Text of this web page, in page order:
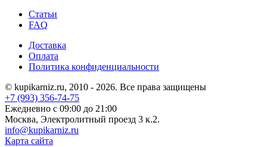
Статьи
FAQ
Доставка
Оплата
Политика конфиденциальности
© kupikarniz.ru, 2010 - 2026. Все права защищены
+7 (993) 356-74-75
Eжедневно с 09:00 до 21:00
Москва, Электролитный проезд 3 к.2.
info@kupikarniz.ru
Карта сайта